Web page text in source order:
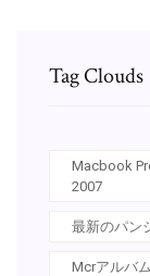
Tag Clouds
Macbook
2007
最新のパン
Mcrアルバ